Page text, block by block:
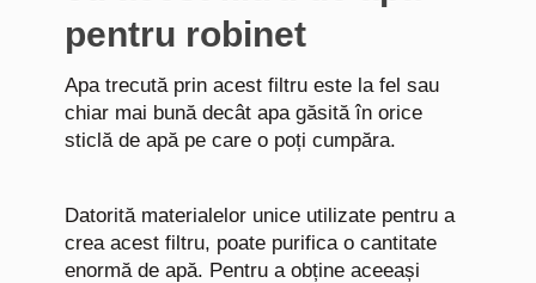
pentru robinet
Apa trecută prin acest filtru este la fel sau
chiar mai bună decât apa găsită în orice
sticlă de apă pe care o poți cumpăra.
Datorită materialelor unice utilizate pentru a
crea acest filtru, poate purifica o cantitate
enormă de apă. Pentru a obține aceeași